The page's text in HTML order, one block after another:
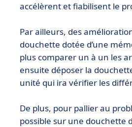
accélèrent et fiabilisent le
Par ailleurs, des
douchette dotée d’une
plus comparer un à un les
ensuite déposer la
unité qui ira vérifier les
De plus, pour pallier au
possible sur une douchette